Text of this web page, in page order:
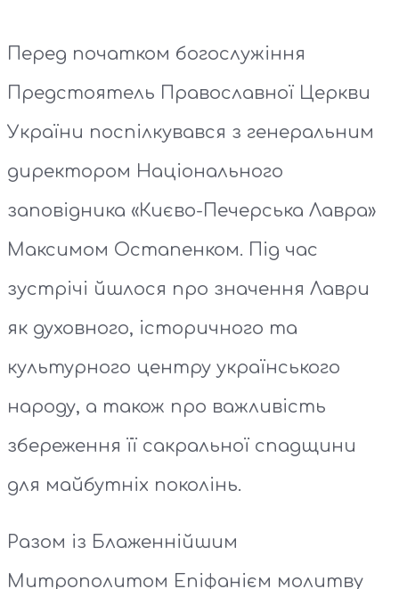
Перед початком богослужіння
Предстоятель Православної Церкви
України поспілкувався з генеральним
директором Національного
заповідника «Києво-Печерська Лавра»
Максимом Остапенком. Під час
зустрічі йшлося про значення Лаври
як духовного, історичного та
культурного центру українського
народу, а також про важливість
збереження її сакральної спадщини
для майбутніх поколінь.
Разом із Блаженнійшим
Митрополитом Епіфанієм молитву